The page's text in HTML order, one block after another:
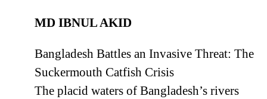
MD IBNUL AKID
Bangladesh Battles an Invasive Threat: The
Suckermouth Catfish Crisis
The placid waters of Bangladesh’s rivers